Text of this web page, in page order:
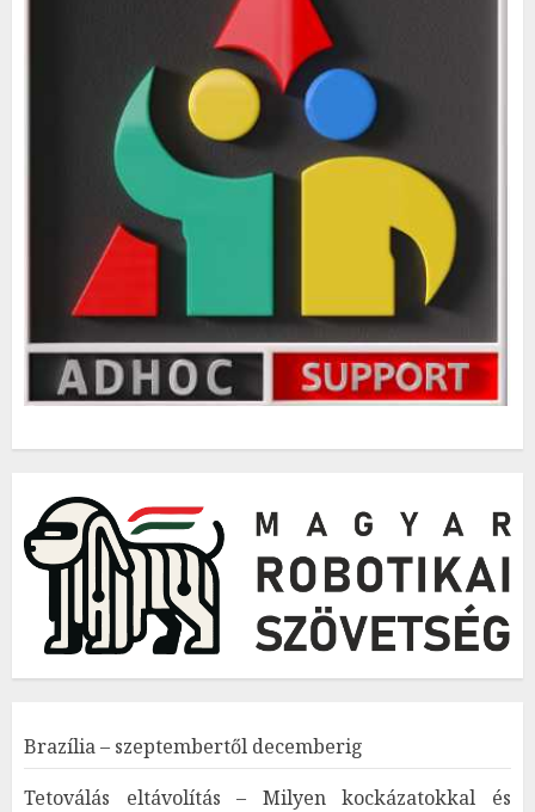
Brazília – szeptembertől decemberig
Tetoválás eltávolítás – Milyen kockázatokkal és